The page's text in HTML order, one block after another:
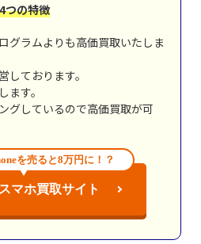
つの特徴
グラムよりも高価買取いたしま
しております。
ます。
グしているので高価買取が可
を売ると8万円に！？
マホ買取サイト